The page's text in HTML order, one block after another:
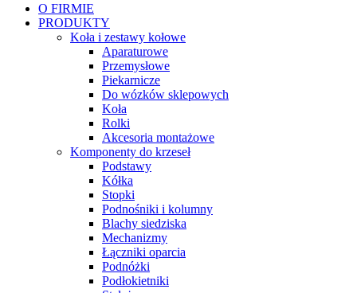
O FIRMIE
PRODUKTY
Koła i zestawy kołowe
Aparaturowe
Przemysłowe
Piekarnicze
Do wózków sklepowych
Koła
Rolki
Akcesoria montażowe
Komponenty do krzeseł
Podstawy
Kółka
Stopki
Podnośniki i kolumny
Blachy siedziska
Mechanizmy
Łączniki oparcia
Podnóżki
Podłokietniki